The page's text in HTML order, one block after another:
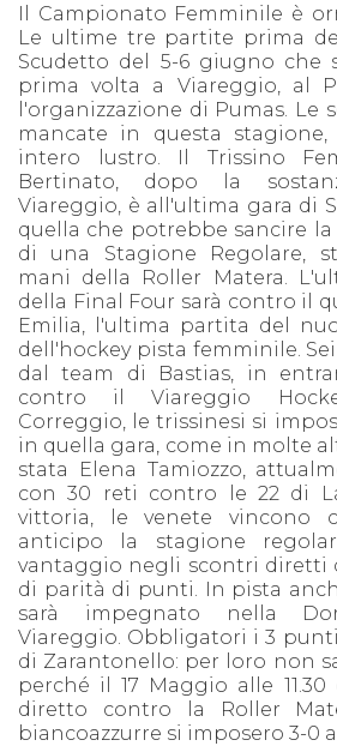
Il Campionato Femminile è
Le ultime tre partite prima
Scudetto del 5-6 giugno che
prima volta a Viareggio, al
l'organizzazione di Pumas. Le
mancate in questa
intero lustro. Il Trissino
Bertinato, dopo la
Viareggio, è all'ultima gara di
quella che potrebbe sancire
di una Stagione Regolare,
mani della Roller Matera.
della Final Four sarà contro il
Emilia, l'ultima partita del
dell'hockey pista femminile.
dal team di Bastias, in
contro il Viareggio
Correggio, le trissinesi si
in quella gara, come in molte
stata Elena Tamiozzo,
con 30 reti contro le 22 di
vittoria, le venete vincono
anticipo la stagione
vantaggio negli scontri diretti
di parità di punti. In pista
sarà impegnato nella
Viareggio. Obbligatori i 3
di Zarantonello: per loro non
perché il 17 Maggio alle
diretto contro la Roller
biancoazzurre si imposero 3-0